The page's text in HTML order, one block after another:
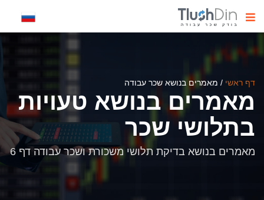
דף ראשי / מאמרים בנושא שכר עבודה
מאמרים בנושא טעויות
בתלושי שכר
מאמרים בנושא בדיקת תלושי משכורת ושכר עבודה דף 6